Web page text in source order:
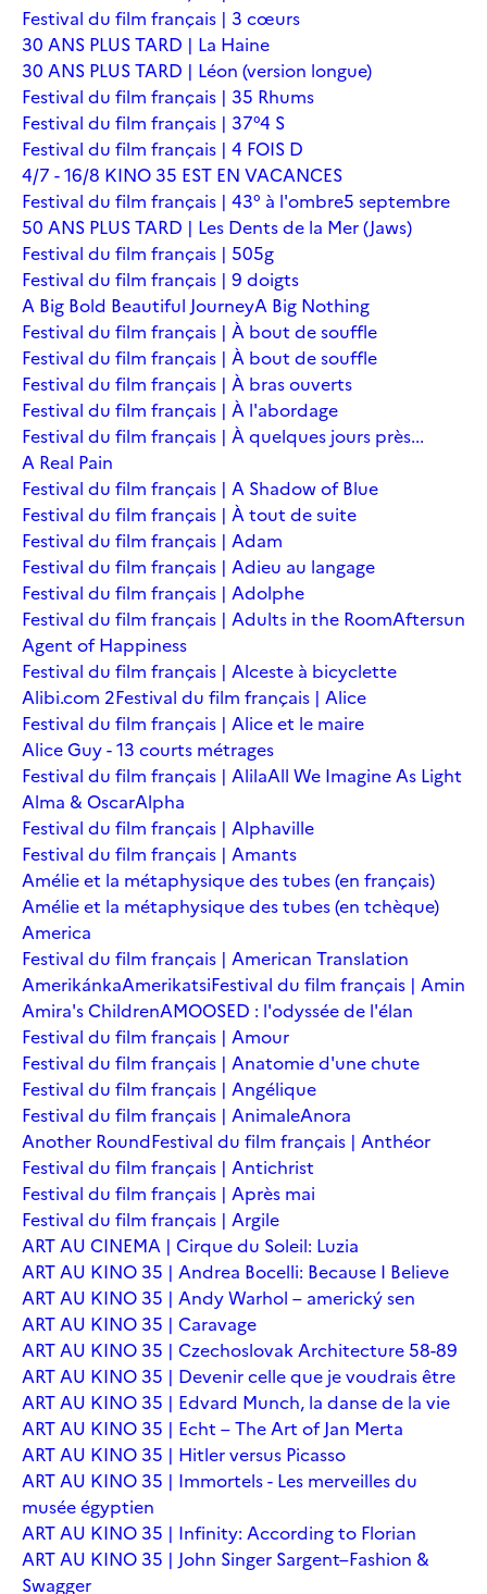
Festival du film français | 3 cœurs
30 ANS PLUS TARD | La Haine
30 ANS PLUS TARD | Léon (version longue)
Festival du film français | 35 Rhums
Festival du film français | 37°4 S
Festival du film français | 4 FOIS D
4/7 - 16/8 KINO 35 EST EN VACANCES
Festival du film français | 43° à l'ombre5 septembre
50 ANS PLUS TARD | Les Dents de la Mer (Jaws)
Festival du film français | 505g
Festival du film français | 9 doigts
A Big Bold Beautiful JourneyA Big Nothing
Festival du film français | À bout de souffle
Festival du film français | À bout de souffle
Festival du film français | À bras ouverts
Festival du film français | À l'abordage
Festival du film français | À quelques jours près...
A Real Pain
Festival du film français | A Shadow of Blue
Festival du film français | À tout de suite
Festival du film français | Adam
Festival du film français | Adieu au langage
Festival du film français | Adolphe
Festival du film français | Adults in the RoomAftersun
Agent of Happiness
Festival du film français | Alceste à bicyclette
Alibi.com 2Festival du film français | Alice
Festival du film français | Alice et le maire
Alice Guy - 13 courts métrages
Festival du film français | AlilaAll We Imagine As Light
Alma & OscarAlpha
Festival du film français | Alphaville
Festival du film français | Amants
Amélie et la métaphysique des tubes (en français)
Amélie et la métaphysique des tubes (en tchèque)
America
Festival du film français | American Translation
AmerikánkaAmerikatsiFestival du film français | Amin
Amira's ChildrenAMOOSED : l'odyssée de l'élan
Festival du film français | Amour
Festival du film français | Anatomie d'une chute
Festival du film français | Angélique
Festival du film français | AnimaleAnora
Another RoundFestival du film français | Anthéor
Festival du film français | Antichrist
Festival du film français | Après mai
Festival du film français | Argile
ART AU CINEMA | Cirque du Soleil: Luzia
ART AU KINO 35 | Andrea Bocelli: Because I Believe
ART AU KINO 35 | Andy Warhol – americký sen
ART AU KINO 35 | Caravage
ART AU KINO 35 | Czechoslovak Architecture 58-89
ART AU KINO 35 | Devenir celle que je voudrais être
ART AU KINO 35 | Edvard Munch, la danse de la vie
ART AU KINO 35 | Echt – The Art of Jan Merta
ART AU KINO 35 | Hitler versus Picasso
ART AU KINO 35 | Immortels - Les merveilles du
musée égyptien
ART AU KINO 35 | Infinity: According to Florian
ART AU KINO 35 | John Singer Sargent–Fashion &
Swagger